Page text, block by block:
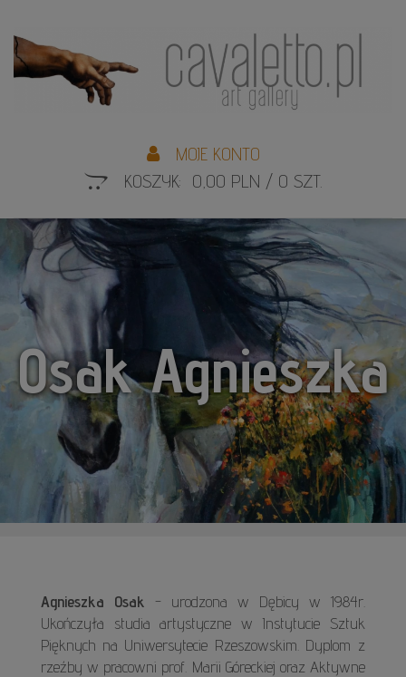
MOJE KONTO
KOSZYK: 0,00 PLN / 0 SZT.
Osak Agnieszka
Agnieszka Osak - urodzona w Dębicy w 1984r.
Ukończyła studia artystyczne w Instytucie Sztuk
Pięknych na Uniwersytecie Rzeszowskim. Dyplom z
rzeźby w pracowni prof. Marii Góreckiej oraz Aktywne